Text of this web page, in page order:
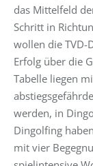
das Mittelfeld
Schritt in
wollen die TVD-
Erfolg über die
Tabelle liegen
werden, in
Dingolfing
mit vier